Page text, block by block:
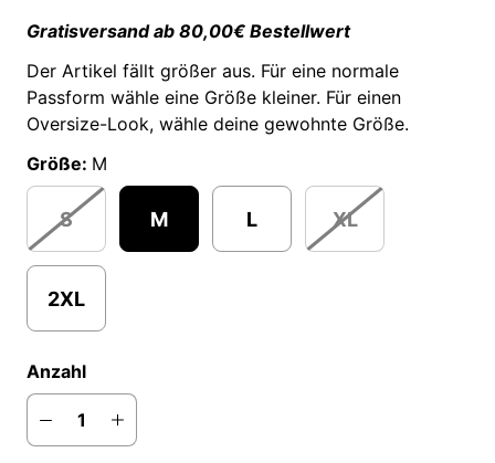
Gratisversand ab 80,00€ Bestellwert
Der Artikel fällt größer aus. Für eine normale
Passform wähle eine Größe kleiner. Für einen
Oversize-Look, wähle deine gewohnte Größe.
Größe: M
S M L XL
2XL
Anzahl